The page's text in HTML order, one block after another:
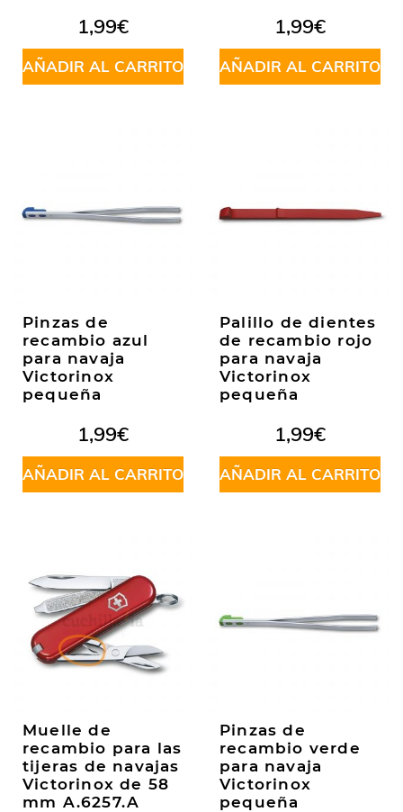
1,99€
AÑADIR AL CARRITO
1,99€
AÑADIR AL CARRITO
Pinzas de
recambio azul
para navaja
Victorinox
pequeña
1,99€
AÑADIR AL CARRITO
Palillo de dientes
de recambio rojo
para navaja
Victorinox
pequeña
1,99€
AÑADIR AL CARRITO
Muelle de
recambio para las
tijeras de navajas
Victorinox de 58
mm A.6257.A
Pinzas de
recambio verde
para navaja
Victorinox
pequeña